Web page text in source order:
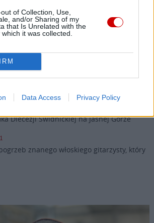
of Collection, Use,
and/or Sharing of my
that Is Unrelated with the
it was collected.
Data Access Privacy Policy
Nie możemy już dłużej milczeć
– z Great Meadows do Amerykańskiej
Diecezji Świdnickiej na Jasnej Górze
znanego włoskiego gitarzysty, który